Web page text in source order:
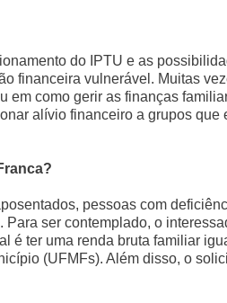
do IPTU e as
financeira vulnerável. Muitas
em como gerir as finanças
alívio financeiro a grupos que
pessoas com
ser contemplado, o
é ter uma renda bruta familiar
(UFMFs). Além disso, o